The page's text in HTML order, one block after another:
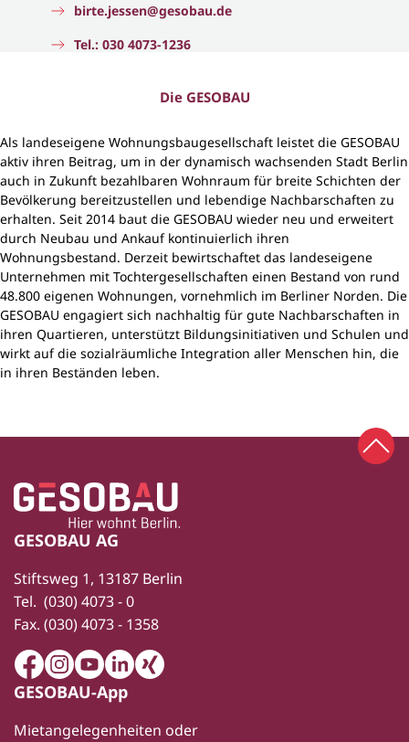
birte.jessen@gesobau.de
Tel.: 030 4073-1236
Die GESOBAU
Als landeseigene Wohnungsbaugesellschaft leistet die GESOBAU
aktiv ihren Beitrag, um in der dynamisch wachsenden Stadt Berlin
auch in Zukunft bezahlbaren Wohnraum für breite Schichten der
Bevölkerung bereitzustellen und lebendige Nachbarschaften zu
erhalten. Seit 2014 baut die GESOBAU wieder neu und erweitert
durch Neubau und Ankauf kontinuierlich ihren
Wohnungsbestand. Derzeit bewirtschaftet das landeseigene
Unternehmen mit Tochtergesellschaften einen Bestand von rund
48.800 eigenen Wohnungen, vornehmlich im Berliner Norden. Die
GESOBAU engagiert sich nachhaltig für gute Nachbarschaften in
ihren Quartieren, unterstützt Bildungsinitiativen und Schulen und
wirkt auf die sozialräumliche Integration aller Menschen hin, die
in ihren Beständen leben.
Fußbereich
Zur Startseite
GESOBAU AG
Stiftsweg 1, 13187 Berlin
Tel. (030) 4073 - 0
Fax. (030) 4073 - 1358
FacebookInstagram
YoutubeLinkedIn
Xing
GESOBAU-App
Mietangelegenheiten oder